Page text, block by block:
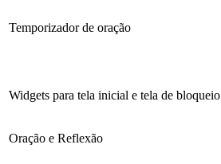
Temporizador de oração
Widgets para tela inicial e tela de bloqueio
Oração e Reflexão